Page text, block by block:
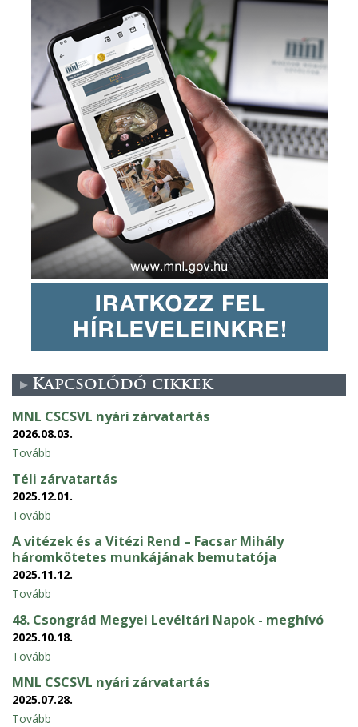
Kapcsolódó cikkek
MNL CSCSVL nyári zárvatartás
2026.08.03.
Tovább
Téli zárvatartás
2025.12.01.
Tovább
A vitézek és a Vitézi Rend – Facsar Mihály
háromkötetes munkájának bemutatója
2025.11.12.
Tovább
48. Csongrád Megyei Levéltári Napok - meghívó
2025.10.18.
Tovább
MNL CSCSVL nyári zárvatartás
2025.07.28.
Tovább